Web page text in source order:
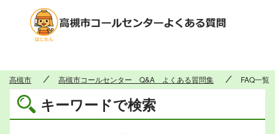
高槻市 高槻市コールセンター Q&A よくある質問集 FAQ一覧
キーワードで検索